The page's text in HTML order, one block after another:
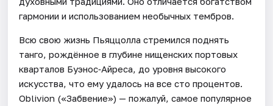
гармонии и использованием необычных тембров.
Всю свою жизнь Пьяццолла стремился поднять
танго, рождённое в глубине нищенских портовых
кварталов Буэнос‑Айреса, до уровня высокого
искусства, что ему удалось на все сто процентов.
Oblivion («Забвение») — пожалуй, самое популярное